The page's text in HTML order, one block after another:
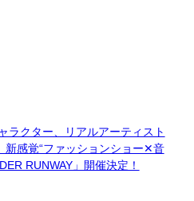
ラクター、リアルアーティスト
新感覚“ファッションショー✕音
RUNWAY」開催決定！